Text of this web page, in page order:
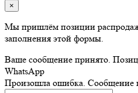
×
Мы пришлём позиции
заполнения этой формы.
Ваше сообщение принято.
WhatsApp
Произошла ошибка. Сообщение